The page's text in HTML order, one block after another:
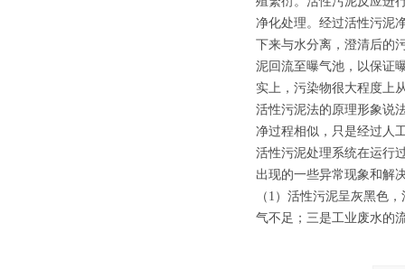
净化处理。经过活性污泥
下来与水分离，澄清后的
泥回流至曝气池，以保证
实上，污染物很大程度上
活性污泥法的原理形象说
净过程相似，只是经过人
活性污泥处理系统在运行
出现的一些异常现象和解
（1）活性污泥呈灰黑色
气不足；三是工业废水的